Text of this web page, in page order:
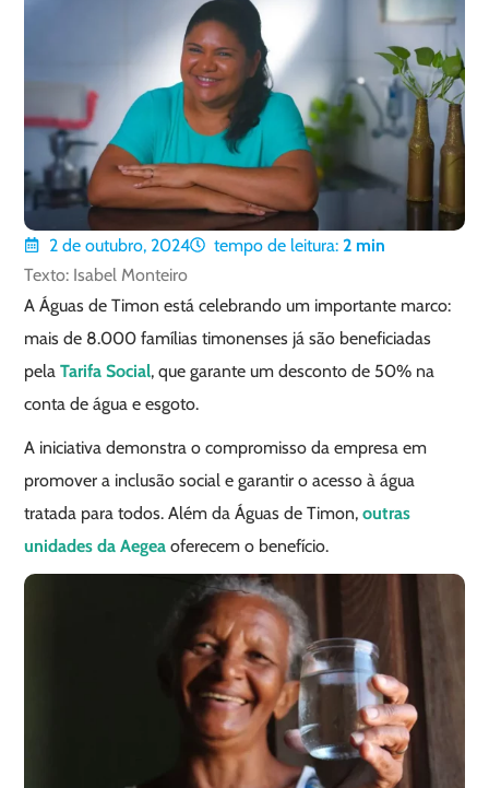
2 de outubro, 2024 tempo de leitura: 2 min
Texto: Isabel Monteiro
A Águas de Timon está celebrando um importante marco:
mais de 8.000 famílias timonenses já são beneficiadas
pelaTarifa Social, que garante um desconto de 50% na
conta de água e esgoto.
A iniciativa demonstra o compromisso da empresa em
promover a inclusão social e garantir o acesso à água
tratada para todos. Além da Águas de Timon,outras
unidades da Aegea oferecem o benefício.